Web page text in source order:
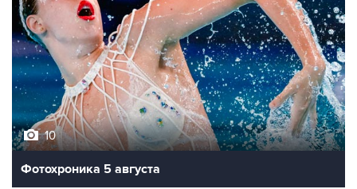
10
Фотохроника 5 августа